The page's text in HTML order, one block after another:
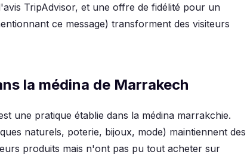
TripAdvisor, et une offre de fidélité pour un
ce message) transforment des visiteurs
la médina de Marrakech
une pratique établie dans la médina marrakchie.
naturels, poterie, bijoux, mode) maintiennent des
produits mais n'ont pas pu tout acheter sur